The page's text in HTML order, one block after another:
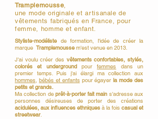
Tramplemousse,
une mode originale et artisanale de
vêtements fabriqués en France, pour
femme, homme et enfant.
Styliste-modéliste de formation, l'idée de créer la
marque Tramplemousse m'est venue en 2013.
J'ai voulu créer des vêtements confortables, stylés,
colorés et undergroundpourfemmes dans un
premier temps. Puis j'ai élargi ma collection aux
hommes, bébés et enfants pour égayerla mode des
petits et grands.
Ma collection de prêt-à-porter fait main s'adresse aux
personnes désireuses de porter des créations
acidulées, aux influences ethniques à la fois casual et
streetwear.